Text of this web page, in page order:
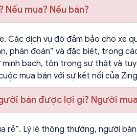
mua? Nếu bán?
Các dịch vụ đó đảm bảo cho
phán đoán” và đặc biệt, trong
bạch, tôn trọng sự thật và
mua bán với sự kết nối của
bán được lợi gì? Người
rẻ”. Lý lẽ thông thường, người